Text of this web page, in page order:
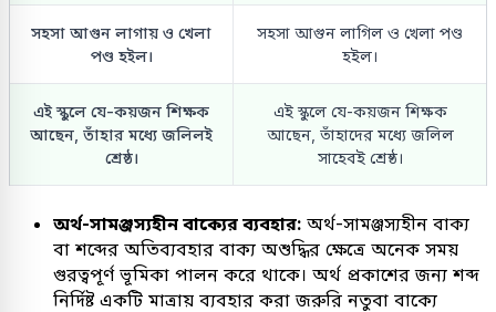
সহসা আগুন লাগায় ও খেলা
পণ্ড হইল।
সহসা আগুন লাগিল ও খেলা পণ্ড
হইল।
এই স্কুলে যে-কয়জন শিক্ষক
আছেন, তাঁহার মধ্যে জলিলই
শ্রেষ্ঠ।
এই স্কুলে যে-কয়জন শিক্ষক
আছেন, তাঁহাদের মধ্যে জলিল
সাহেবই শ্রেষ্ঠ।
অর্থ-সামঞ্জস্যহীন বাক্যের ব্যবহার: অর্থ-সামঞ্জস্যহীন বাক্য
বা শব্দের অতিব্যবহার বাক্য অশুদ্ধির ক্ষেত্রে অনেক সময়
গুরত্বপূর্ণ ভূমিকা পালন করে থাকে। অর্থ প্রকাশের জন্য শব্দ
নির্দিষ্ট একটি মাত্রায় ব্যবহার করা জরুরি নতুবা বাক্যে